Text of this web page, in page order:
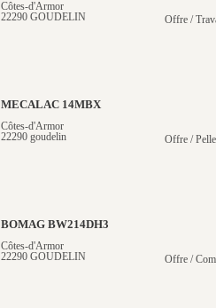
Côtes-d'Armor
22290 GOUDELIN
Offre /
MECALAC 14MBX
Côtes-d'Armor
22290 goudelin
Offre /
BOMAG BW214DH3
Côtes-d'Armor
22290 GOUDELIN
Offre /